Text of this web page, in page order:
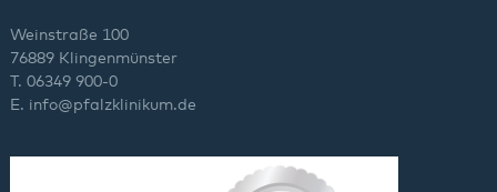
Weinstraße 100
76889 Klingenmünster
T. 06349 900-0
E. info@pfalzklinikum.de